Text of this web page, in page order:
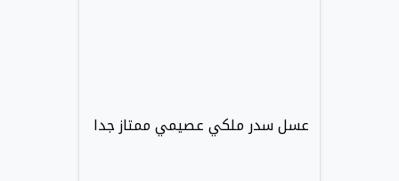
عسل سدر ملكي عصيمي ممتاز جدا